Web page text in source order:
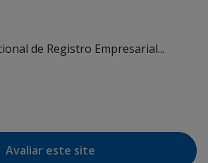
de Registro Empresarial...
Avaliar este site